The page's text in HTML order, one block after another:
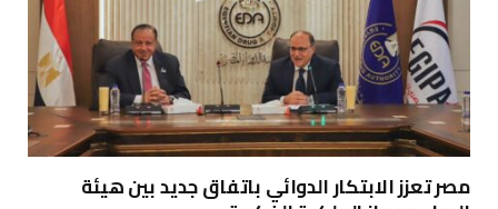
مصر تعزز الابتكار الدوائي باتفاق جديد بين هيئة